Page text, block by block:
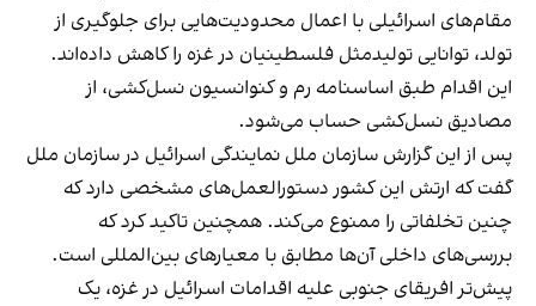
مقام‌های اسرائیلی با اعمال محدودیت‌هایی برای جلوگیری از
تولد، توانایی تولیدمثل فلسطینیان در غزه را کاهش داده‌اند.
این اقدام طبق اساسنامه رم و کنوانسیون نسل‌کشی، از
مصادیق نسل‌کشی حساب می‌شود.
پس از این گزارش سازمان ملل نمایندگی اسرائیل در سازمان ملل
گفت که ارتش این کشور دستورالعمل‌های مشخصی دارد که
چنین تخلفاتی را ممنوع می‌کند. همچنین تاکید کرد که
بررسی‌های داخلی آن‌ها مطابق با معیارهای بین‌المللی است.
پیش‌تر افریقای جنوبی علیه اقدامات اسرائیل در غزه، یک